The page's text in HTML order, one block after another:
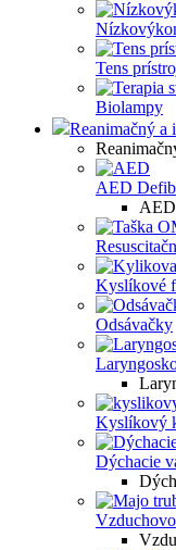
Tens
Biolampy
Reanimačný a
AED
Kyslíkové
Odsávačky
Kyslíkový
Dýchacie